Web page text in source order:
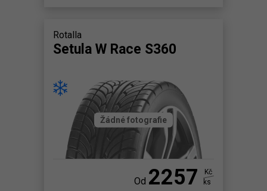
Rotalla
Setula W Race S360
Žádné fotografie
Od 2257
Kč
ks